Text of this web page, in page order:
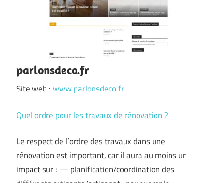
parlonsdeco.fr
Site web :www.parlonsdeco.fr
Quel ordre pour les travaux de rénovation ?
Le respect de l’ordre des travaux dans une
rénovation est important, car il aura au moins un
impact sur : — planification/coordination des